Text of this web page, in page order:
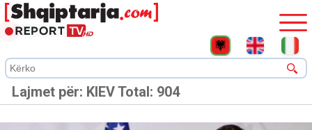
Lajmet për: KIEVTotal: 904